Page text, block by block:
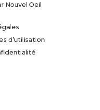
Nouvel Oeil
d’utilisation